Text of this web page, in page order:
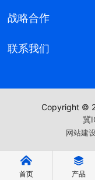
战略合作
联系我们
首页 产品
Copyright ©
冀
网站建